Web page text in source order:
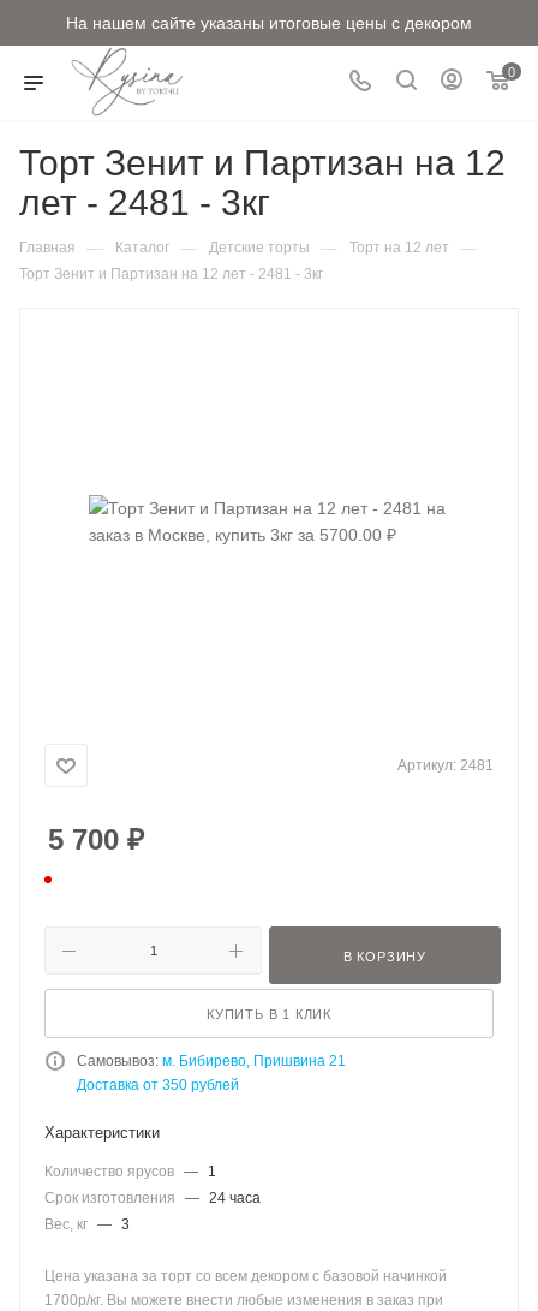
На нашем сайте указаны итоговые цены с декором
0
Торт Зенит и Партизан на 12
лет - 2481 - 3кг
Главная — Каталог — Детские торты — Торт на 12 лет —
Торт Зенит и Партизан на 12 лет - 2481 - 3кг
Артикул: 2481
5 700 ₽
В КОРЗИНУ
КУПИТЬ В 1 КЛИК
Самовывоз: м. Бибирево, Пришвина 21
Доставка от 350 рублей
Характеристики
Количество ярусов —
1
Срок изготовления
— 24 часа
Вес, кг — 3
Цена указана за торт со всем декором с базовой начинкой
1700р/кг. Вы можете внести любые изменения в заказ при